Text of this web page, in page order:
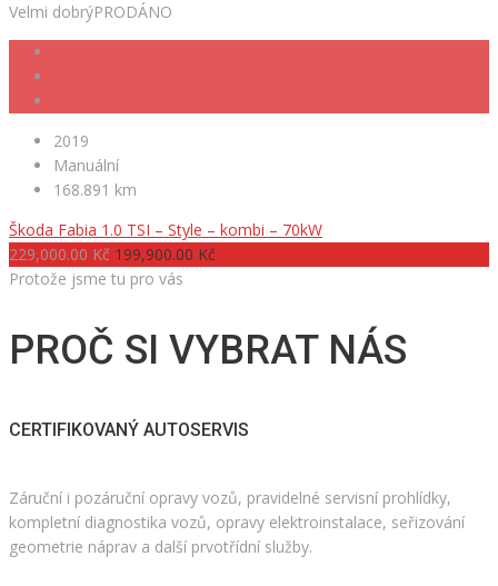
Velmi dobrýPRODÁNO
2019
Manuální
168.891 km
Škoda Fabia 1.0 TSI – Style – kombi – 70kW
229,000.00 Kč 199,900.00 Kč
Protože jsme tu pro vás
PROČ SI VYBRAT NÁS
CERTIFIKOVANÝ AUTOSERVIS
Záruční i pozáruční opravy vozů, pravidelné servisní prohlídky,
kompletní diagnostika vozů, opravy elektroinstalace, seřizování
geometrie náprav a další prvotřídní služby.